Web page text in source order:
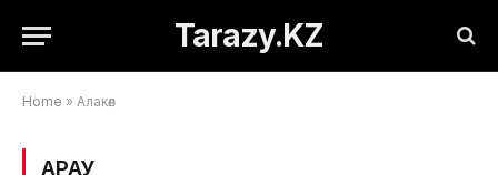
Tarazy.KZ
Home » Алакөл
ҚАРАУ